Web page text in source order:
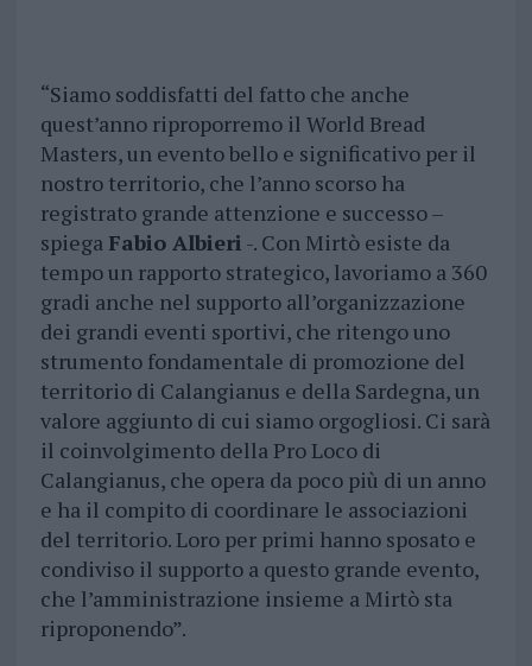
“Siamo soddisfatti del fatto che anche
quest’anno riproporremo il World Bread
Masters, un evento bello e significativo per il
nostro territorio, che l’anno scorso ha
registrato grande attenzione e successo –
spiega Fabio Albieri -. Con Mirtò esiste da
tempo un rapporto strategico, lavoriamo a 360
gradi anche nel supporto all’organizzazione
dei grandi eventi sportivi, che ritengo uno
strumento fondamentale di promozione del
territorio di Calangianus e della Sardegna, un
valore aggiunto di cui siamo orgogliosi. Ci sarà
il coinvolgimento della Pro Loco di
Calangianus, che opera da poco più di un anno
e ha il compito di coordinare le associazioni
del territorio. Loro per primi hanno sposato e
condiviso il supporto a questo grande evento,
che l’amministrazione insieme a Mirtò sta
riproponendo”.